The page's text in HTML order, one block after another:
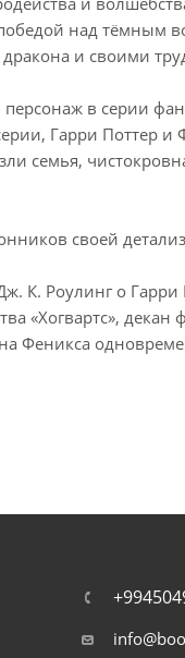
над тёмным
и своими
в серии
Гарри Поттер
семья,
своей
К. Роулинг о
«Хогвартс»,
Феникса